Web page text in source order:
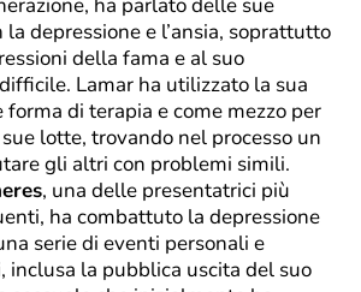
depressione e l’ansia, soprattutto
della fama e al suo
Lamar ha utilizzato la sua
forma di terapia e come mezzo per
lotte, trovando nel processo un
gli altri con problemi simili.
, una delle presentatrici più
ha combattuto la depressione
serie di eventi personali e
inclusa la pubblica uscita del suo